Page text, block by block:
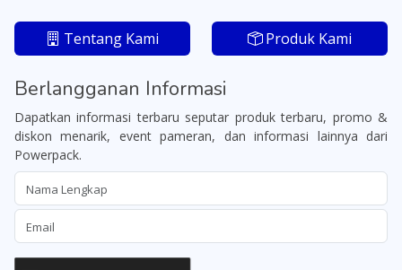
Tentang Kami Produk Kami
Berlangganan Informasi
Dapatkan informasi terbaru seputar produk terbaru, promo &
diskon menarik, event pameran, dan informasi lainnya dari
Powerpack.